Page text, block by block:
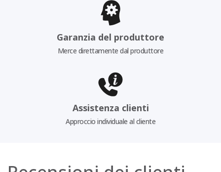
Garanzia del produttore
Merce direttamente dal produttore
Assistenza clienti
Approccio individuale al cliente